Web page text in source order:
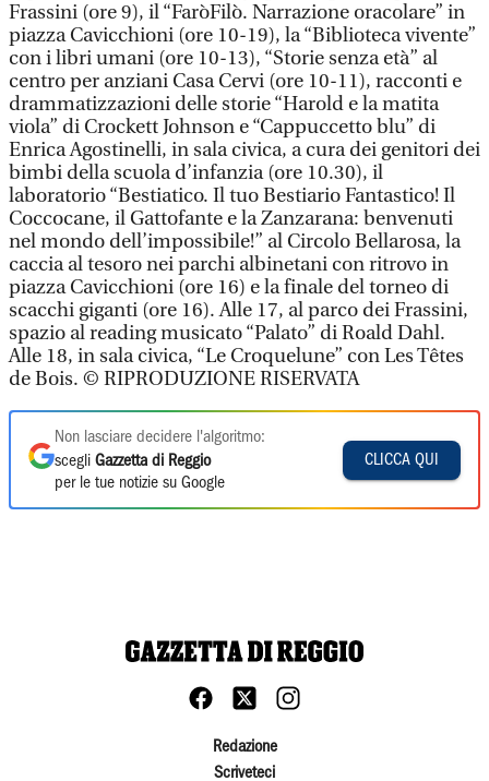
Frassini (ore 9), il “FaròFilò. Narrazione oracolare” in
piazza Cavicchioni (ore 10-19), la “Biblioteca vivente”
con i libri umani (ore 10-13), “Storie senza età” al
centro per anziani Casa Cervi (ore 10-11), racconti e
drammatizzazioni delle storie “Harold e la matita
viola” di Crockett Johnson e “Cappuccetto blu” di
Enrica Agostinelli, in sala civica, a cura dei genitori dei
bimbi della scuola d’infanzia (ore 10.30), il
laboratorio “Bestiatico. Il tuo Bestiario Fantastico! Il
Coccocane, il Gattofante e la Zanzarana: benvenuti
nel mondo dell’impossibile!” al Circolo Bellarosa, la
caccia al tesoro nei parchi albinetani con ritrovo in
piazza Cavicchioni (ore 16) e la finale del torneo di
scacchi giganti (ore 16). Alle 17, al parco dei Frassini,
spazio al reading musicato “Palato” di Roald Dahl.
Alle 18, in sala civica, “Le Croquelune” con Les Têtes
de Bois. © RIPRODUZIONE RISERVATA
Non lasciare decidere l'algoritmo:
scegli Gazzetta di Reggio
per le tue notizie su Google
CLICCA QUI
Redazione
Scriveteci